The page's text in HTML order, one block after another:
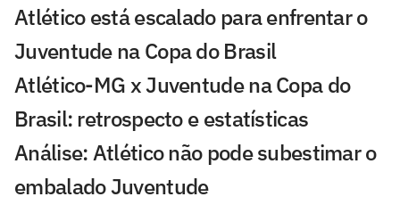
Atlético está escalado para enfrentar o
Juventude na Copa do Brasil
Atlético-MG x Juventude na Copa do
Brasil: retrospecto e estatísticas
Análise: Atlético não pode subestimar o
embalado Juventude